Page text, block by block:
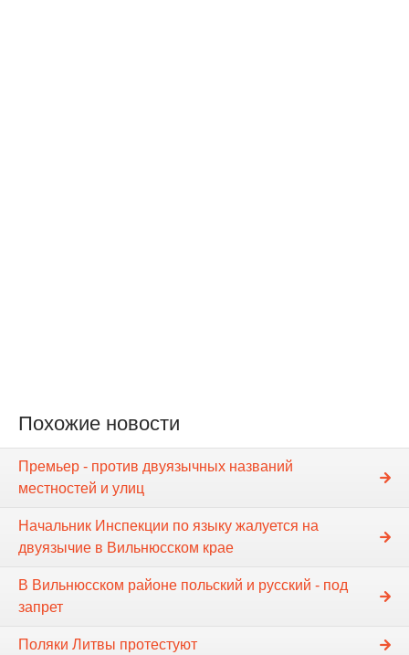
Похожие новости
Премьер - против двуязычных названий
местностей и улиц
Начальник Инспекции по языку жалуется на
двуязычие в Вильнюсском крае
В Вильнюсском районе польский и русский - под
запрет
Поляки Литвы протестуют